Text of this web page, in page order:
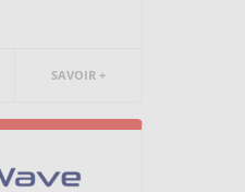
SAVOIR +